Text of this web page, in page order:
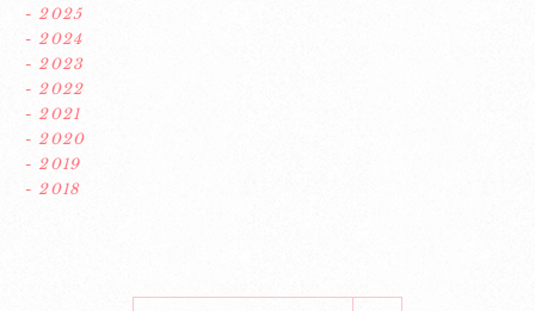
- 2025
- 2024
- 2023
- 2022
- 2021
- 2020
- 2019
- 2018